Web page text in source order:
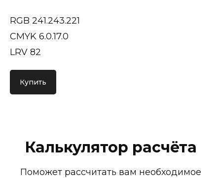
RGB 241.243.221
CMYK 6.0.17.0
LRV 82
Купить
Калькулятор расчёта
Поможет рассчитать вам необходимое